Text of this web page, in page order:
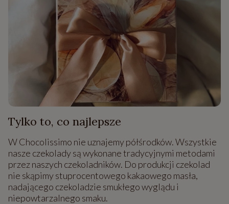
Tylko to, co najlepsze
W Chocolissimo nie uznajemy półśrodków. Wszystkie
nasze czekolady są wykonane tradycyjnymi metodami
przez naszych czekoladników. Do produkcji czekolad
nie skąpimy stuprocentowego kakaowego masła,
nadającego czekoladzie smukłego wyglądu i
niepowtarzalnego smaku.